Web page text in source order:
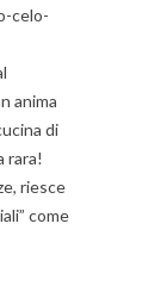
celo-
anima
di
rara!
riesce
come